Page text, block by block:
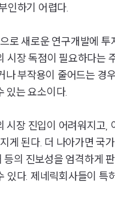
의료·바이오
구
의
인하기 어렵다.
로 새로운 연구개발에 투
시장 독점이 필요하다는
부작용이 줄어드는 경
있는 요소이다.
장 진입이 어려워지고,
게 된다. 더 나아가면 국
의 진보성을 엄격하게
있다. 제네릭회사들이 특